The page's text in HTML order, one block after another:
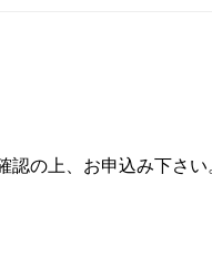
認の上、お申込み下さい